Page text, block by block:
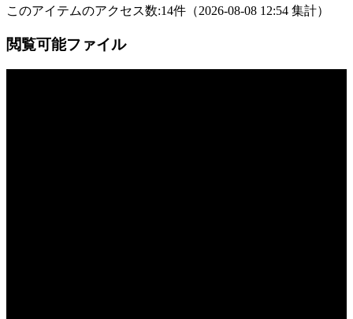
このアイテムのアクセス数:14件 （2026-08-08 12:54 集計）
閲覧可能ファイル